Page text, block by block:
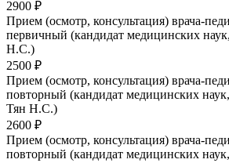
2900 ₽
Прием (осмотр, консультация) врача-
первичный (кандидат медицинских
Н.С.)
2500 ₽
Прием (осмотр, консультация) врача-
повторный (кандидат медицинских
Тян Н.С.)
2600 ₽
Прием (осмотр, консультация) врача-
повторный (кандидат медицинских